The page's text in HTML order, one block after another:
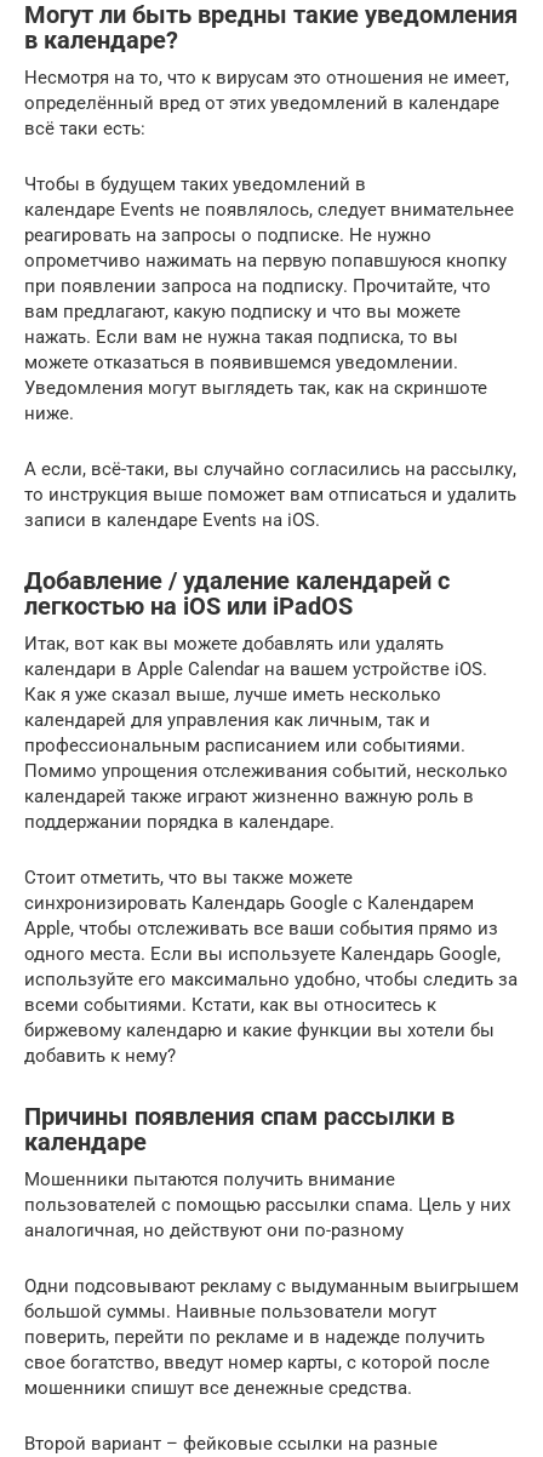
Могут ли быть вредны такие уведомления
в календаре?
Несмотря на то, что к вирусам это отношения не имеет,
определённый вред от этих уведомлений в календаре
всё таки есть:
Чтобы в будущем таких уведомлений в
календаре Events не появлялось, следует внимательнее
реагировать на запросы о подписке. Не нужно
опрометчиво нажимать на первую попавшуюся кнопку
при появлении запроса на подписку. Прочитайте, что
вам предлагают, какую подписку и что вы можете
нажать. Если вам не нужна такая подписка, то вы
можете отказаться в появившемся уведомлении.
Уведомления могут выглядеть так, как на скриншоте
ниже.
А если, всё-таки, вы случайно согласились на рассылку,
то инструкция выше поможет вам отписаться и удалить
записи в календаре Events на iOS.
Добавление / удаление календарей с
легкостью на iOS или iPadOS
Итак, вот как вы можете добавлять или удалять
календари в Apple Calendar на вашем устройстве iOS.
Как я уже сказал выше, лучше иметь несколько
календарей для управления как личным, так и
профессиональным расписанием или событиями.
Помимо упрощения отслеживания событий, несколько
календарей также играют жизненно важную роль в
поддержании порядка в календаре.
Стоит отметить, что вы также можете
синхронизировать Календарь Google с Календарем
Apple, чтобы отслеживать все ваши события прямо из
одного места. Если вы используете Календарь Google,
используйте его максимально удобно, чтобы следить за
всеми событиями. Кстати, как вы относитесь к
биржевому календарю и какие функции вы хотели бы
добавить к нему?
Причины появления спам рассылки в
календаре
Мошенники пытаются получить внимание
пользователей с помощью рассылки спама. Цель у них
аналогичная, но действуют они по-разному
Одни подсовывают рекламу с выдуманным выигрышем
большой суммы. Наивные пользователи могут
поверить, перейти по рекламе и в надежде получить
свое богатство, введут номер карты, с которой после
мошенники спишут все денежные средства.
Второй вариант – фейковые ссылки на разные